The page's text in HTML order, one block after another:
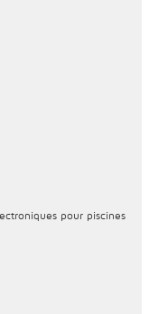
pour piscines